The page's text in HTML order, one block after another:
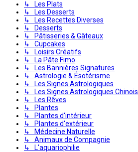
↳ Les Plats
↳ Les Desserts
↳ Les Recettes Diverses
↳ Desserts
↳ Pâtisseries & Gâteaux
↳ Cupcakes
↳ Loisirs Créatifs
↳ La Pâte Fimo
↳ Les Bannières Signatures
↳ Astrologie & Ésotérisme
↳ Les Signes Astrologiques
↳ Les Signes Astrologiques Chinois
↳ Les Rêves
↳ Plantes
↳ Plantes d'intérieur
↳ Plantes d'extérieur
↳ Médecine Naturelle
↳ Animaux de Compagnie
↳ L'aquariophilie